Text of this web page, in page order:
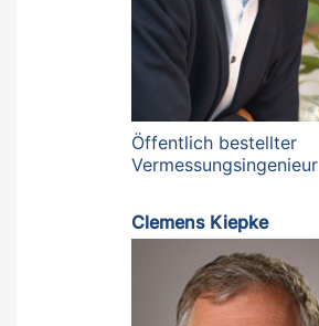
Öffentlich bestellter
Vermessungsingenieur
Clemens Kiepke